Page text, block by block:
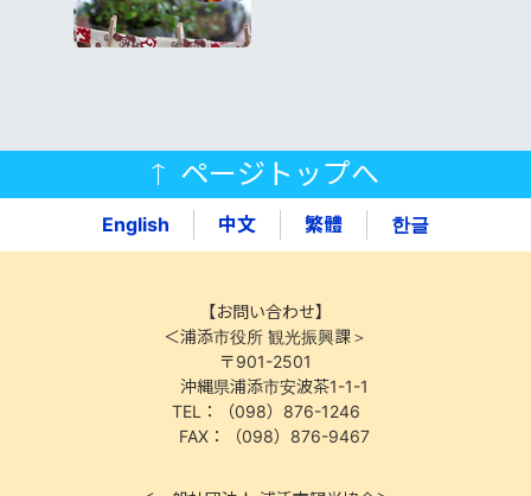
ページトップへ
English 中文 繁體 한글
【お問い合わせ】
＜浦添市役所 観光振興課＞
〒901-2501
沖縄県浦添市安波茶1-1-1
TEL：（098）876-1246
FAX：（098）876-9467